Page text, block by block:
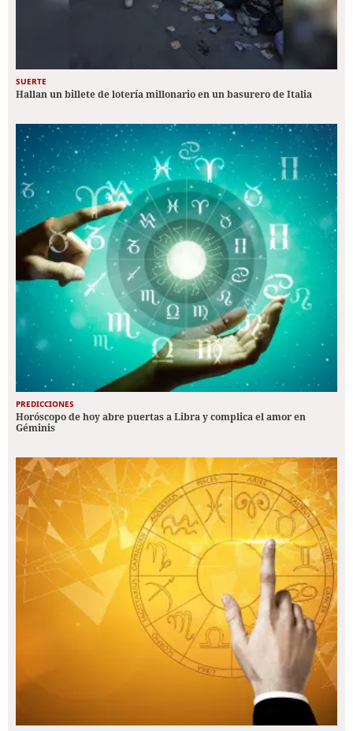
SUERTE
Hallan un billete de lotería millonario en un basurero de Italia
PREDICCIONES
Horóscopo de hoy abre puertas a Libra y complica el amor en
Géminis